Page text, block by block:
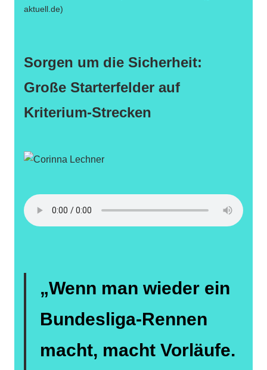
aktuell.de)
Sorgen um die Sicherheit:
Große Starterfelder auf
Kriterium-Strecken
„Wenn man wieder ein
Bundesliga-Rennen
macht, macht Vorläufe.